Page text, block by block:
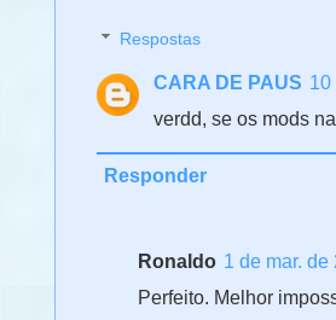
Respostas
CARA DE PAUS 10
verdd, se os mods
Responder
Ronaldo 1 de mar.
Perfeito. Melhor